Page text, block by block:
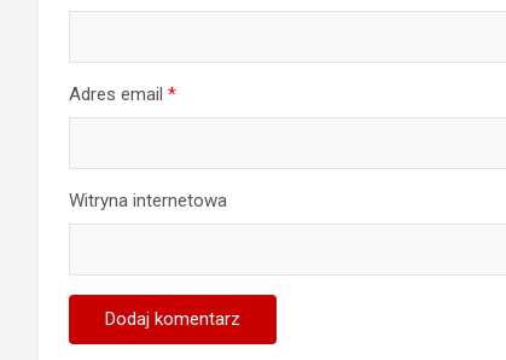
Adres email *
Witryna internetowa